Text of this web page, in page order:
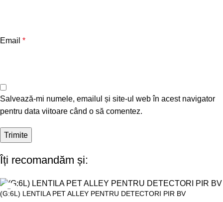
Email *
Salvează-mi numele, emailul și site-ul web în acest navigator
pentru data viitoare când o să comentez.
Îți recomandăm și:
(G:6L) LENTILA PET ALLEY PENTRU DETECTORI PIR BV